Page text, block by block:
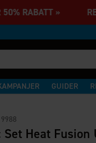
RABATT »
GUIDER
9988
Heat Fusion